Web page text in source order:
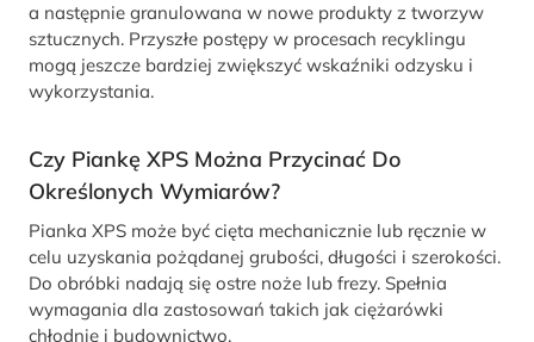
a następnie granulowana w nowe produkty z tworzyw
sztucznych. Przyszłe postępy w procesach recyklingu
mogą jeszcze bardziej zwiększyć wskaźniki odzysku i
wykorzystania.
Czy Piankę XPS Można Przycinać Do
Określonych Wymiarów?
Pianka XPS może być cięta mechanicznie lub ręcznie w
celu uzyskania pożądanej grubości, długości i szerokości.
Do obróbki nadają się ostre noże lub frezy. Spełnia
wymagania dla zastosowań takich jak ciężarówki
chłodnie i budownictwo.